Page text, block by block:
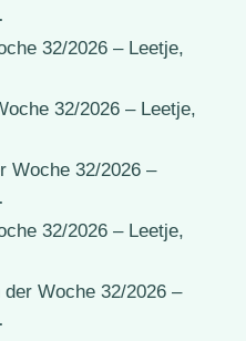
32/2026 – Leetje,
32/2026 – Leetje,
Woche 32/2026 –
32/2026 – Leetje,
der Woche 32/2026 –